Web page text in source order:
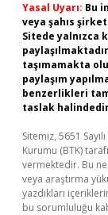
Yasal Uyarı: Bu
veya şahıs
Sitede yalnızca
taşımamakta
paylaşım
benzerlikleri
taslak
Sitemiz, 5651
Kurumu (BTK)
vermektedir. Bu
veya araştırma
yazdıkları
bu sorumluluğu